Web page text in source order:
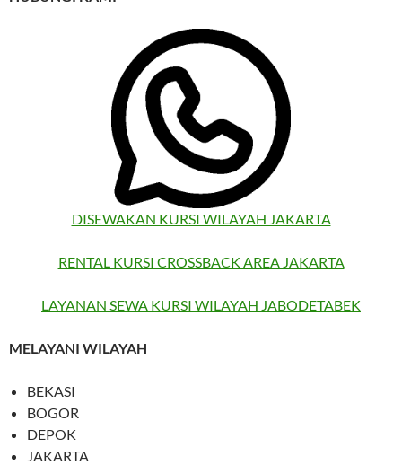
DISEWAKAN KURSI WILAYAH JAKARTA
RENTAL KURSI CROSSBACK AREA JAKARTA
LAYANAN SEWA KURSI WILAYAH JABODETABEK
MELAYANI WILAYAH
BEKASI
BOGOR
DEPOK
JAKARTA